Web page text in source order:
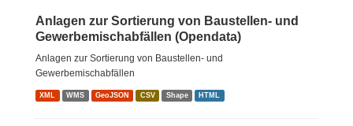
Anlagen zur Sortierung von Baustellen- und
Gewerbemischabfällen (Opendata)
Anlagen zur Sortierung von Baustellen- und
Gewerbemischabfällen
XML WMS GeoJSON CSV Shape HTML